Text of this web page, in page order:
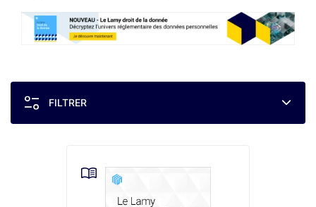
FILTRER